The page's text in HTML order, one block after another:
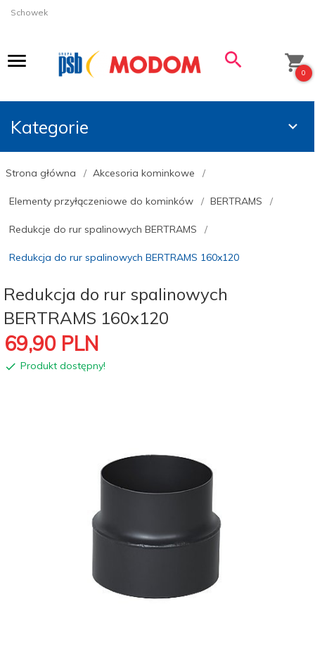
Schowek
0
Kategorie
Strona główna Akcesoria kominkowe
Elementy przyłączeniowe do kominków BERTRAMS
Redukcje do rur spalinowych BERTRAMS
Redukcja do rur spalinowych BERTRAMS 160x120
Redukcja do rur spalinowych
BERTRAMS 160x120
69,90 PLN
Produkt dostępny!